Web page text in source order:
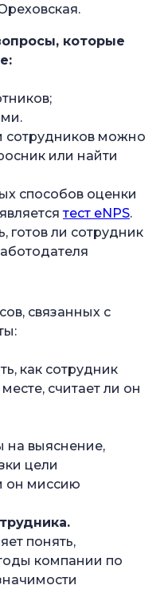
которые
сотрудников можно
или найти
способов оценки
тест eNPS.
готов ли сотрудник
связанных с
как сотрудник
считает ли он
на выяснение,
цели
он миссию
понять,
компании по